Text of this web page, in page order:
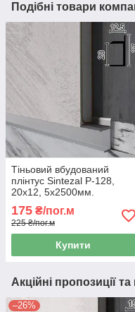
Подібні товари
Тіньовий вбудований
плінтус Sintezal P-128,
20х12, 5х2500мм.
175 ₴/пог.м
225 ₴/пог.м
Купити
Акційні пропозиції
–26%